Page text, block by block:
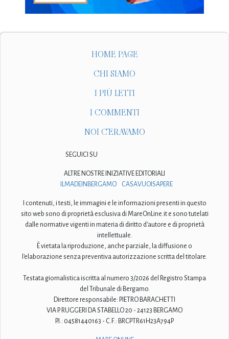
HOME PAGE
CHI SIAMO
I PIÙ LETTI
I COMMENTI
NOI C'ERAVAMO
SEGUICI SU
ALTRE NOSTRE INIZIATIVE EDITORIALI
ILMADEINBERGAMO
CASAVUOISAPERE
I contenuti, i testi, le immagini e le informazioni presenti in questo
sito web sono di proprietà esclusiva di MareOnLine.it e sono tutelati
dalle normative vigenti in materia di diritto d'autore e di proprietà
intellettuale.
È vietata la riproduzione, anche parziale, la diffusione o
l'elaborazione senza preventiva autorizzazione scritta del titolare.
Testata giornalistica iscritta al numero 3/2026 del Registro Stampa
del Tribunale di Bergamo.
Direttore responsabile: PIETRO BARACHETTI
VIA P. RUGGERI DA STABELLO 20 - 24123 BERGAMO
P.I.: 04581440163 - C.F.: BRCPTR61H23A794P